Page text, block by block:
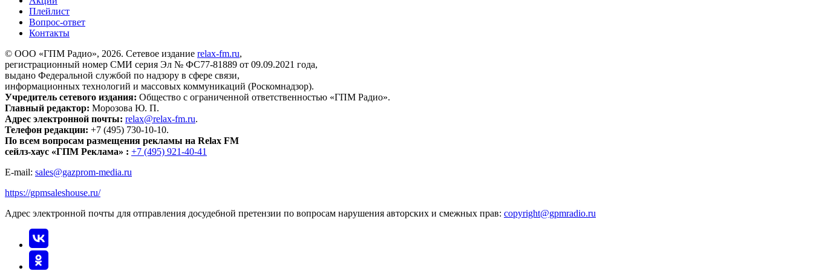
Плейлист
Вопрос-ответ
Контакты
© ООО «ГПМ Радио», 2026. Сетевое издание relax-fm.ru,
регистрационный номер СМИ серия Эл № ФС77-81889 от 09.09.2021 года,
выдано Федеральной службой по надзору в сфере связи,
информационных технологий и массовых коммуникаций (Роскомнадзор).
Учредитель сетевого издания: Общество с ограниченной ответственностью «ГПМ Радио».
Главный редактор: Морозова Ю. П.
Адрес электронной почты: relax@relax-fm.ru.
Телефон редакции: +7 (495) 730-10-10.
По всем вопросам размещения рекламы на Relax FM
сейлз-хаус «ГПМ Реклама» : +7 (495) 921-40-41
E-mail: sales@gazprom-media.ru
https://gpmsaleshouse.ru/
Адрес электронной почты для отправления досудебной претензии по вопросам нарушения авторских и смежных прав: copyright@gpmradio.ru